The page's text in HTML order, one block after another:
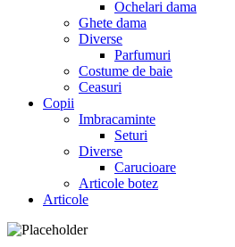
Ochelari dama
Ghete dama
Diverse
Parfumuri
Costume de baie
Ceasuri
Copii
Imbracaminte
Seturi
Diverse
Carucioare
Articole botez
Articole